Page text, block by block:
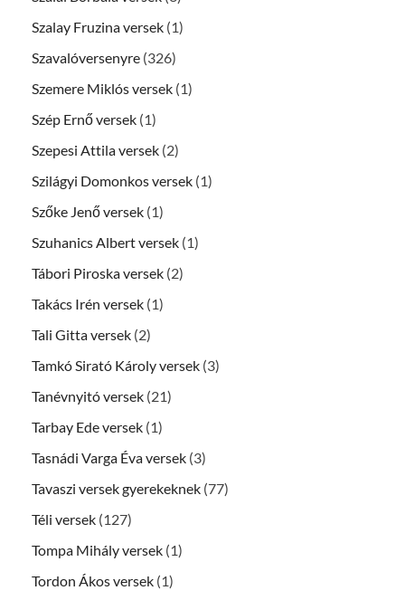
Szalay Fruzina versek (1)
Szavalóversenyre (326)
Szemere Miklós versek (1)
Szép Ernő versek (1)
Szepesi Attila versek (2)
Szilágyi Domonkos versek (1)
Szőke Jenő versek (1)
Szuhanics Albert versek (1)
Tábori Piroska versek (2)
Takács Irén versek (1)
Tali Gitta versek (2)
Tamkó Sirató Károly versek (3)
Tanévnyitó versek (21)
Tarbay Ede versek (1)
Tasnádi Varga Éva versek (3)
Tavaszi versek gyerekeknek (77)
Téli versek (127)
Tompa Mihály versek (1)
Tordon Ákos versek (1)